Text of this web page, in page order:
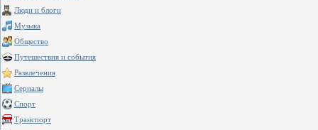
Люди и блоги
Музыка
Общество
Путешествия и события
Развлечения
Сериалы
Спорт
Транспорт